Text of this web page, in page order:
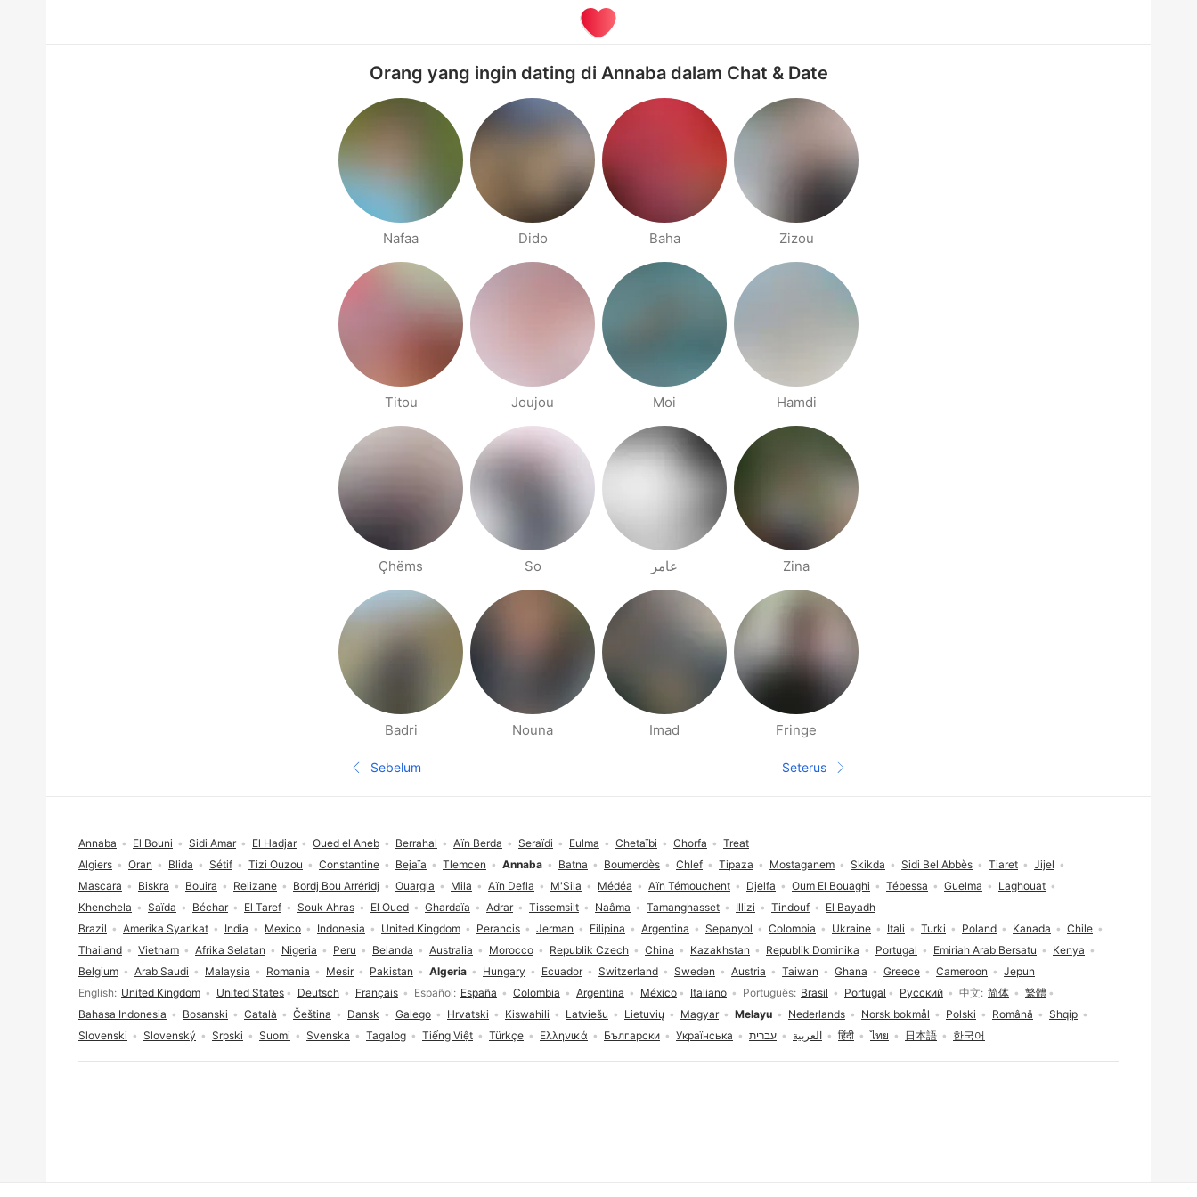
Orang yang ingin dating di Annaba dalam Chat & Date
Nafaa Dido Baha Zizou
Titou Joujou Moi Hamdi
Çhëms So عامر Zina
Badri Nouna Imad Fringe
Halaman sebelumnya
Sebelum
Halaman selanjutnya
Seterus
Pilihan bahasa
English United Kingdom United States Deutsch Français Español España Colombia Argentina México Italiano Português Brasil Portugal Русский 中文 简体
繁體
Bahasa Indonesia
Bosanski Català Čeština Dansk Galego Hrvatski Kiswahili Latviešu Lietuvių Magyar Melayu Nederlands Norsk bokmål Polski Română
Shqip
Slovenski
Slovenský Srpski Suomi Svenska Tagalog Tiếng Việt Türkçe Ελληνικά Български Українська עברית العربية हिंदी ไทย 日本語 한국어
Brazil Amerika Syarikat India Mexico Indonesia United Kingdom Perancis Jerman Filipina Argentina Sepanyol Colombia Ukraine Itali Turki Poland Kanada
Chile
Thailand
Vietnam Afrika Selatan Nigeria Peru Belanda Australia Morocco Republik Czech China Kazakhstan Republik Dominika Portugal Emiriah Arab Bersatu
Kenya
Belgium
Arab Saudi Malaysia Romania Mesir Pakistan Algeria Hungary Ecuador Switzerland Sweden Austria Taiwan Ghana Greece Cameroon Jepun
Algiers Oran Blida Sétif Tizi Ouzou Constantine Bejaïa Tlemcen Annaba Batna Boumerdès Chlef Tipaza Mostaganem Skikda Sidi Bel Abbès Tiaret
Jijel
Mascara
Biskra Bouira Relizane Bordj Bou Arréridj Ouargla Mila Aïn Defla M'Sila Médéa Aïn Témouchent Djelfa Oum El Bouaghi Tébessa Guelma
Laghouat
Khenchela
Saïda Béchar El Taref Souk Ahras El Oued Ghardaïa Adrar Tissemsilt Naâma Tamanghasset Illizi Tindouf El Bayadh
Annaba El Bouni Sidi Amar El Hadjar Oued el Aneb Berrahal Aïn Berda Seraïdi Eulma Chetaïbi Chorfa Treat